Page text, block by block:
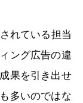
れている担当
ング広告の違
果を引き出せ
多いのではな